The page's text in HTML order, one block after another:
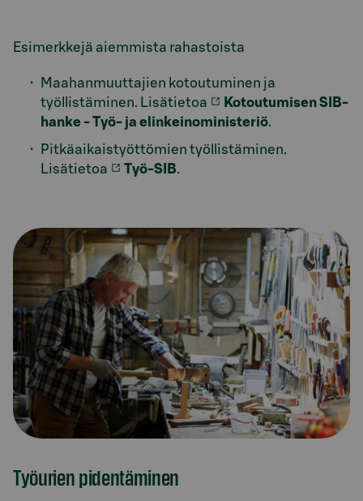
Esimerkkejä aiemmista rahastoista
Maahanmuuttajien kotoutuminen ja
työllistäminen. Lisätietoa
Kotoutumisen SIB-
hanke - Työ- ja elinkeinoministeriö.
Pitkäaikaistyöttömien työllistäminen.
Lisätietoa
Työ-SIB.
Työurien pidentäminen